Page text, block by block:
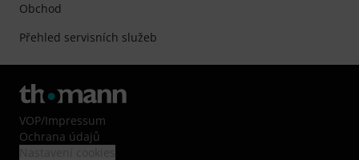
Obchod
Přehled servisních služeb
VOP/Impressum
Ochrana údajů